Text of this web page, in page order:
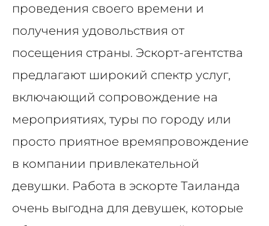
проведения своего времени и
получения удовольствия от
посещения страны. Эскорт-агентства
предлагают широкий спектр услуг,
включающий сопровождение на
мероприятиях, туры по городу или
просто приятное времяпровождение
в компании привлекательной
девушки. Работа в эскорте Таиланда
очень выгодна для девушек, которые